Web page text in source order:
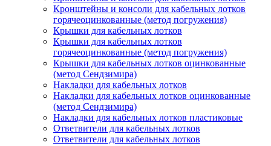
Кронштейны и консоли для кабельных лотков
горячеоцинкованные (метод погружения)
Крышки для кабельных лотков
Крышки для кабельных лотков
горячеоцинкованные (метод погружения)
Крышки для кабельных лотков оцинкованные
(метод Сендзимира)
Накладки для кабельных лотков
Накладки для кабельных лотков оцинкованные
(метод Сендзимира)
Накладки для кабельных лотков пластиковые
Ответвители для кабельных лотков
Ответвители для кабельных лотков